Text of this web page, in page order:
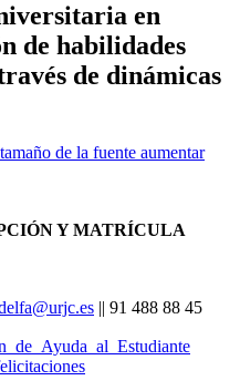
en
de habilidades
de dinámicas
de la fuente aumentar
Y MATRÍCULA
|| 91 488 88 45
de Ayuda al Estudiante